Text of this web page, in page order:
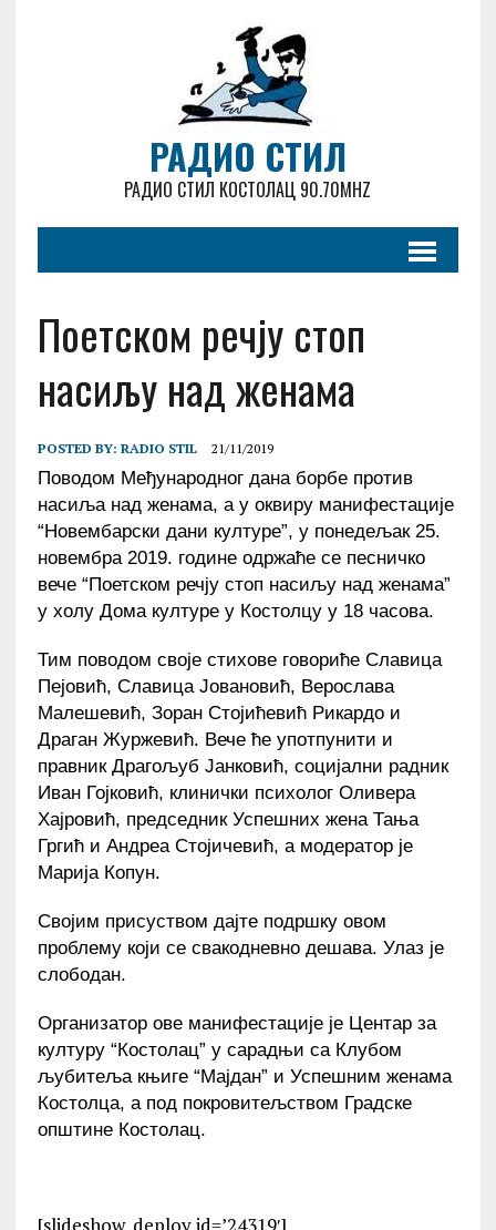
РАДИО СТИЛ
РАДИО СТИЛ КОСТОЛАЦ 90.70MHZ
Поетском речју стоп
насиљу над женама
POSTED BY: RADIO STIL 21/11/2019
Поводом Међународног дана борбе против
насиља над женама, а у оквиру манифестације
“Новембарски дани културе”, у понедељак 25.
новембра 2019. године одржаће се песничко
вече “Поетском речју стоп насиљу над женама”
у холу Дома културе у Костолцу у 18 часова.
Тим поводом своје стихове говориће Славица
Пејовић, Славица Јовановић, Верослава
Малешевић, Зоран Стојићевић Рикардо и
Драган Журжевић. Вече ће употпунити и
правник Драгољуб Јанковић, социјални радник
Иван Гојковић, клинички психолог Оливера
Хајровић, председник Успешних жена Тања
Гргић и Андреа Стојичевић, а модератор је
Марија Копун.
Својим присуством дајте подршку овом
проблему који се свакодневно дешава. Улаз је
слободан.
Организатор ове манифестације је Центар за
културу “Костолац” у сарадњи са Клубом
љубитеља књиге “Мајдан” и Успешним женама
Костолца, а под покровитељством Градске
општине Костолац.